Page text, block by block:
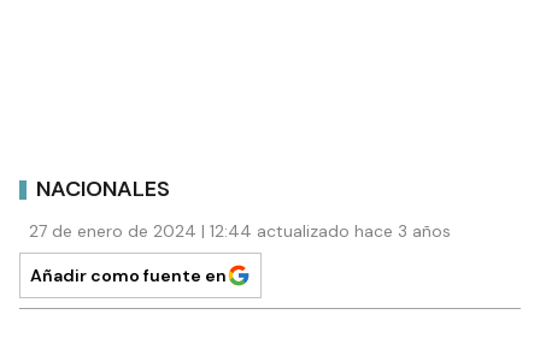
NACIONALES
27 de enero de 2024 | 12:44 actualizado hace 3 años
Añadir como fuente en